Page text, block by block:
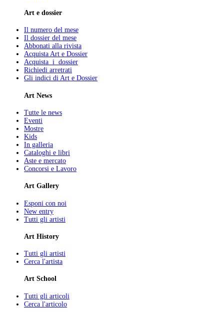
Art e dossier
Il numero del mese
Il dossier del mese
Abbonati alla rivista
Acquista Art e Dossier
Acquista i dossier
Richiedi arretrati
Gli indici di Art e Dossier
Art News
Tutte le news
Eventi
Mostre
Kids
In galleria
Cataloghi e libri
Aste e mercato
Concorsi e Lavoro
Art Gallery
Esponi con noi
New entry
Tutti gli artisti
Art History
Tutti gli artisti
Cerca l'artista
Art School
Tutti gli articoli
Cerca l'articolo